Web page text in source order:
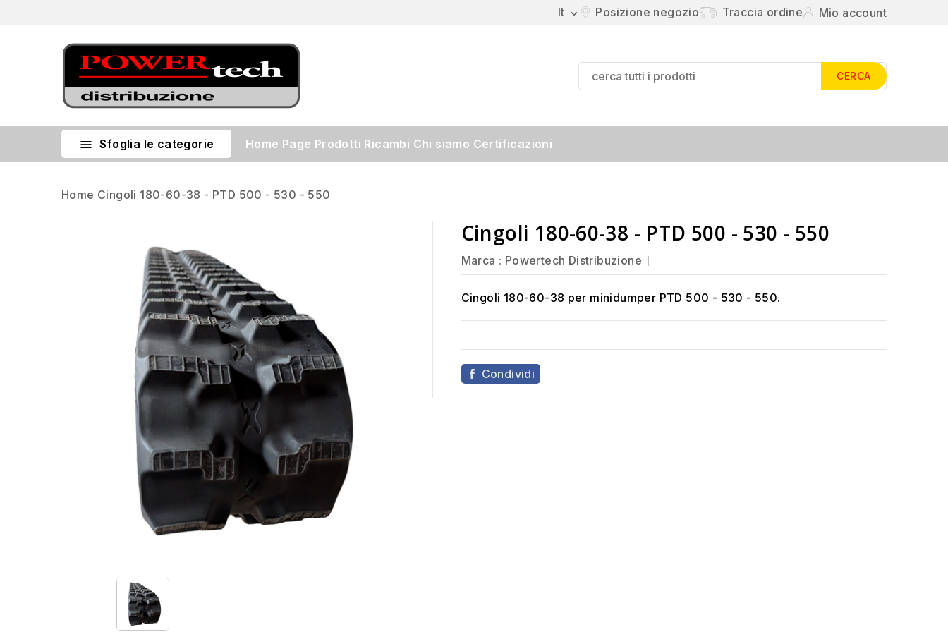
It  Posizione negozio Traccia ordine Mio account
CERCA
 Sfoglia le categorie Home Page Prodotti Ricambi Chi siamo Certificazioni
Home Cingoli 180-60-38 - PTD 500 - 530 - 550
Cingoli 180-60-38 - PTD 500 - 530 - 550
Marca : Powertech Distribuzione
Cingoli 180-60-38 per minidumper PTD 500 - 530 - 550.
Condividi